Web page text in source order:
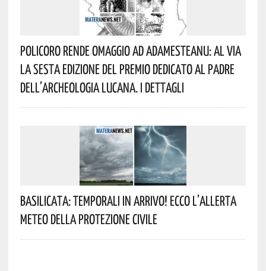
Policoro Rende Omaggio Ad Adamesteanu: Al Via
La Sesta Edizione Del Premio Dedicato Al Padre
Dell’archeologia Lucana. I Dettagli
Basilicata: Temporali In Arrivo! Ecco L’allerta
Meteo Della Protezione Civile